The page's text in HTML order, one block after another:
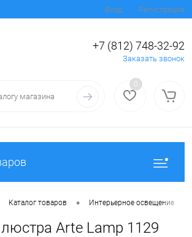
Вход Регистрация
+7 (812) 748-32-92
Заказать звонок
0
Каталог товаров • Интерьерное освещение
Arte Lamp 1129